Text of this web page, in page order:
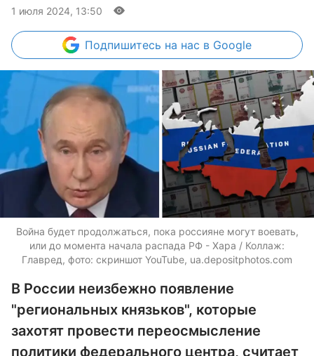
1 июля 2024, 13:50
Подпишитесь на нас в Google
Война будет продолжаться, пока россияне могут воевать,
или до момента начала распада РФ - Хара / Коллаж:
Главред, фото: скриншот YouTube, ua.depositphotos.com
В России неизбежно появление
"региональных князьков", которые
захотят провести переосмысление
политики федерального центра, считает